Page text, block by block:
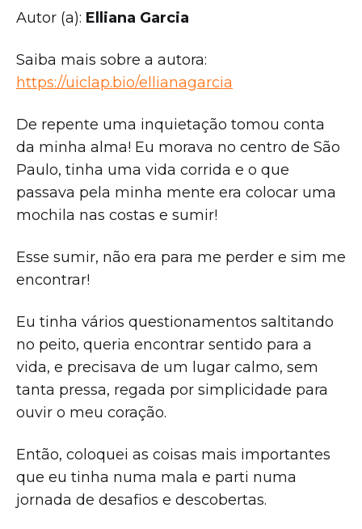
Autor (a): Elliana Garcia
Saiba mais sobre a autora:
https://uiclap.bio/ellianagarcia
De repente uma inquietação tomou conta
da minha alma! Eu morava no centro de São
Paulo, tinha uma vida corrida e o que
passava pela minha mente era colocar uma
mochila nas costas e sumir!
Esse sumir, não era para me perder e sim me
encontrar!
Eu tinha vários questionamentos saltitando
no peito, queria encontrar sentido para a
vida, e precisava de um lugar calmo, sem
tanta pressa, regada por simplicidade para
ouvir o meu coração.
Então, coloquei as coisas mais importantes
que eu tinha numa mala e parti numa
jornada de desafios e descobertas.